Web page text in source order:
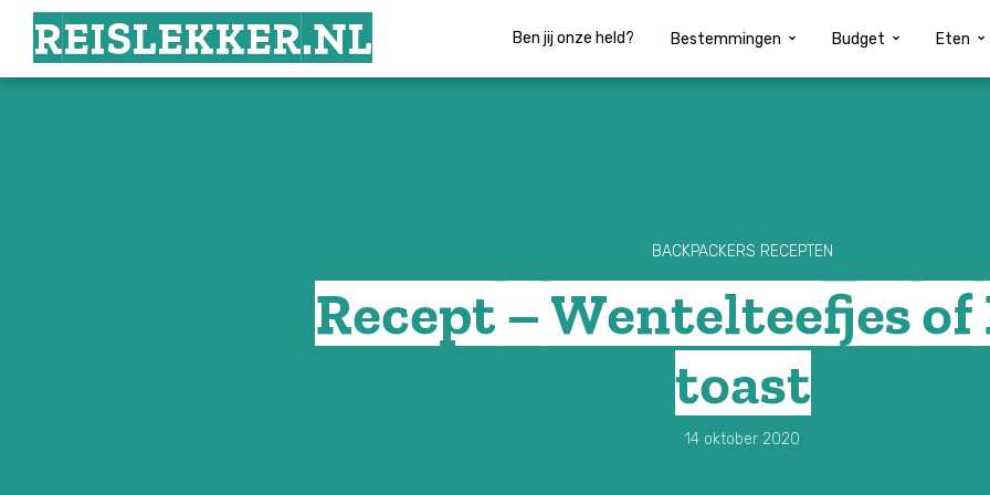
REISLEKKER.NL Ben jij onze held? Bestemmingen Budget Eten
REISLEKKER.NL Ben jij onze held? Bestemmingen Budget Eten
BACKPACKERS RECEPTEN
Recept – Wentelteefjes
toast
14 oktober 2020